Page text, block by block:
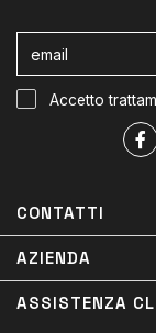
Accetto
CONTATTI
AZIENDA
ASSISTENZA